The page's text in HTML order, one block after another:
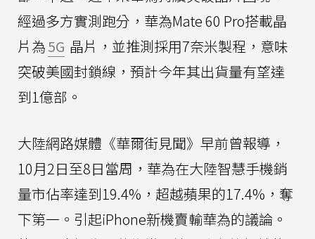
經過多方實測跑分，華為Mate 60 Pro搭載晶
片為5G 晶片，並推測採用7奈米製程，意味
突破美國封鎖線，預計今年其出貨量有望達
到1億部。
大陸網路媒體《華爾街見聞》早前曾報導，
10月2日至8日當周，華為在大陸智慧手機銷
量市佔率達到19.4%，超越蘋果的17.4%，奪
下第一。引起iPhone新機賣輸華為的議論。